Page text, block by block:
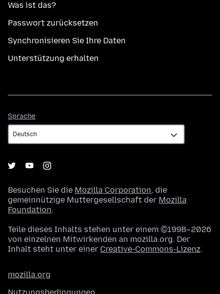
Was ist das?
Passwort zurücksetzen
Synchronisieren Sie Ihre Daten
Unterstützung erhalten
Sprache
Besuchen Sie die Mozilla Corporation, die
gemeinnützige Muttergesellschaft der Mozilla
Foundation.
Teile dieses Inhalts stehen unter einem ©1998–2026
von einzelnen Mitwirkenden an mozilla.org. Der
Inhalt steht unter einer Creative-Commons-Lizenz.
mozilla.org